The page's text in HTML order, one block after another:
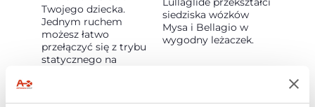
Twojego dziecka.
Jednym ruchem
możesz łatwo
przełączyć się z trybu
statycznego na
siedziska wózków
Mysa i Bellagio w
wygodny leżaczek.